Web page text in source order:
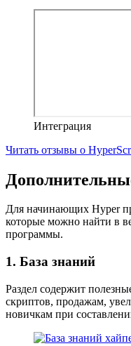
Интеграция
Читать отзывы о
Для начинающих Hyper
которые можно найти в
программы.
1. База знаний
Раздел содержит
скриптов, продажам,
новичкам при